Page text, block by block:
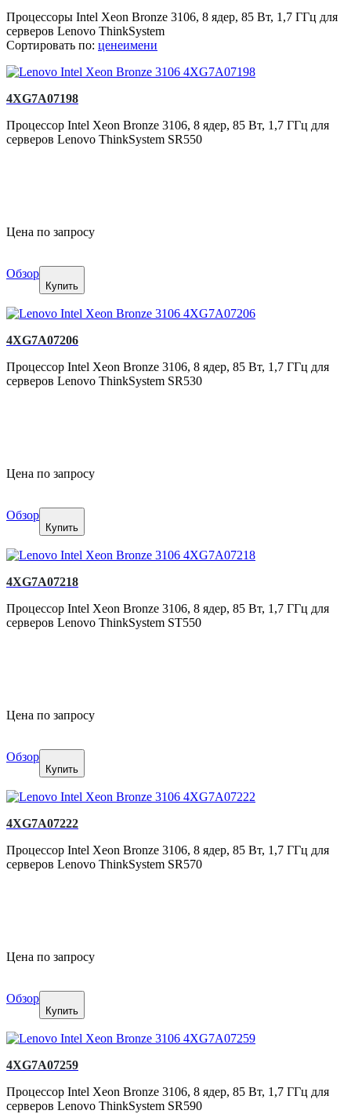
Процессоры Intel Xeon Bronze 3106, 8 ядер, 85 Вт, 1,7 ГГц для
серверов Lenovo ThinkSystem
Сортировать по: ценеимени
4XG7A07198
Процессор Intel Xeon Bronze 3106, 8 ядер, 85 Вт, 1,7 ГГц для
серверов Lenovo ThinkSystem SR550
Цена по запросу
Обзор
Купить
4XG7A07206
Процессор Intel Xeon Bronze 3106, 8 ядер, 85 Вт, 1,7 ГГц для
серверов Lenovo ThinkSystem SR530
Цена по запросу
Обзор
Купить
4XG7A07218
Процессор Intel Xeon Bronze 3106, 8 ядер, 85 Вт, 1,7 ГГц для
серверов Lenovo ThinkSystem ST550
Цена по запросу
Обзор
Купить
4XG7A07222
Процессор Intel Xeon Bronze 3106, 8 ядер, 85 Вт, 1,7 ГГц для
серверов Lenovo ThinkSystem SR570
Цена по запросу
Обзор
Купить
4XG7A07259
Процессор Intel Xeon Bronze 3106, 8 ядер, 85 Вт, 1,7 ГГц для
серверов Lenovo ThinkSystem SR590